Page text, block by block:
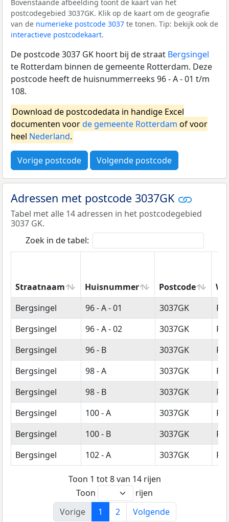
Bovenstaande afbeelding toont de kaart van het
postcodegebied 3037GK. Klik op de kaart om de geografie
van de numerieke postcode 3037 te tonen. Tip: bekijk ook de
interactieve postcodekaart.
De postcode 3037 GK hoort bij de straat Bergsingel
te Rotterdam binnen de gemeente Rotterdam. Deze
postcode heeft de huisnummerreeks 96 - A - 01 t/m
108.
Download de postcodedata in handige Excel
documenten voorde gemeente Rotterdam of voor
heel Nederland.
Vorige postcode Volgende postcode
Adressen met postcode 3037GK
Tabel met alle 14 adressen in het postcodegebied
3037 GK.
Zoek in de tabel:
Straatnaam Huisnummer Postcode
Straatnaam
Huisnummer Postcode
Bergsingel 96 - A - 01 3037GK
Bergsingel
96 - A - 02 3037GK
Bergsingel
96 - B 3037GK
Bergsingel
98 - A 3037GK
Bergsingel
98 - B 3037GK
Bergsingel
100 - A 3037GK
Bergsingel
100 - B 3037GK
Bergsingel
102 - A 3037GK
Toon 1 tot 8 van 14 rijen
Toon
rijen
Vorige
1 2 Volgende